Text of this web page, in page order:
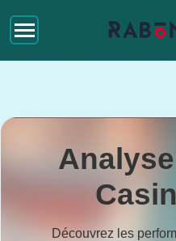
Découvrez les